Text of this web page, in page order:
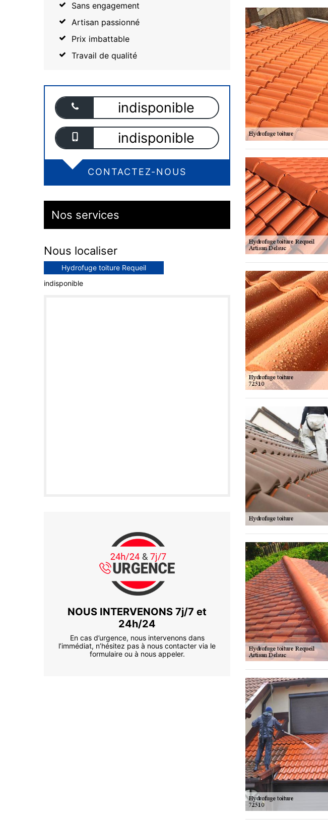
Sans engagement
Artisan passionné
Prix imbattable
Travail de qualité
indisponible
indisponible
CONTACTEZ-NOUS
Nos services
Nous localiser
Hydrofuge toiture Requeil
indisponible
NOUS INTERVENONS 7j/7 et
24h/24
En cas d’urgence, nous intervenons dans
l’immédiat, n’hésitez pas à nous contacter via le
formulaire ou à nous appeler.